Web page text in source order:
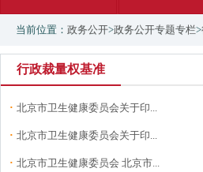
当前位置： 政务公开>政务公开专题专栏>
行政裁量权基准
· 北京市卫生健康委员会关于印...
· 北京市卫生健康委员会关于印...
· 北京市卫生健康委员会 北京市...